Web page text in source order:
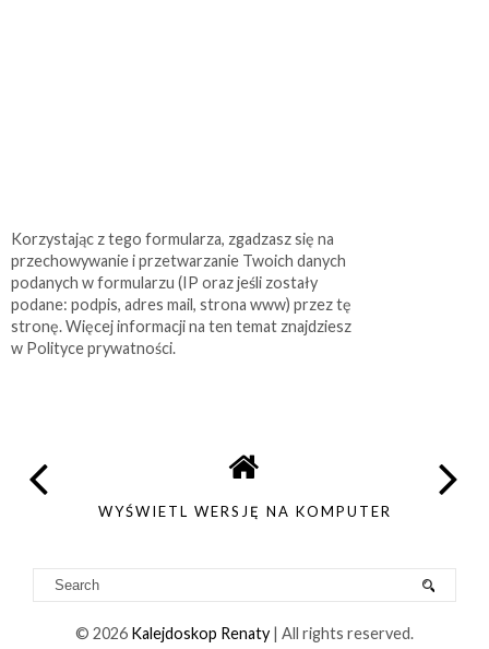
Korzystając z tego formularza, zgadzasz się na
przechowywanie i przetwarzanie Twoich danych
podanych w formularzu (IP oraz jeśli zostały
podane: podpis, adres mail, strona www) przez tę
stronę. Więcej informacji na ten temat znajdziesz
w Polityce prywatności.
WYŚWIETL WERSJĘ NA KOMPUTER
© 2026 Kalejdoskop Renaty | All rights reserved.